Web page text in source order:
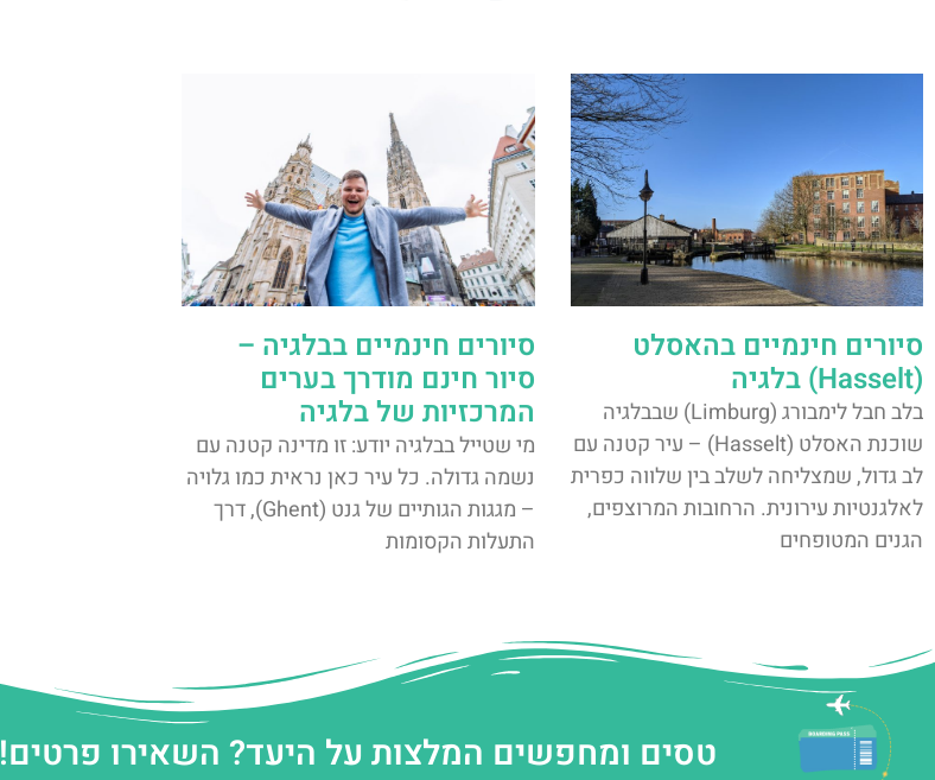
סיורים חינמיים בהאסלט
(Hasselt) בלגיה
בלב חבל לימבורג (Limburg) שבבלגיה
שוכנת האסלט (Hasselt) – עיר קטנה עם
לב גדול, שמצליחה לשלב בין שלווה כפרית
לאלגנטיות עירונית. הרחובות המרוצפים,
הגנים המטופחים
סיורים חינמיים בבלגיה –
סיור חינם מודרך בערים
המרכזיות של בלגיה
מי שטייל בבלגיה יודע: זו מדינה קטנה עם
נשמה גדולה. כל עיר כאן נראית כמו גלויה
– מגגות הגותיים של גנט (Ghent), דרך
התעלות הקסומות
טסים ומחפשים המלצות על היעד? השאירו פרטים!